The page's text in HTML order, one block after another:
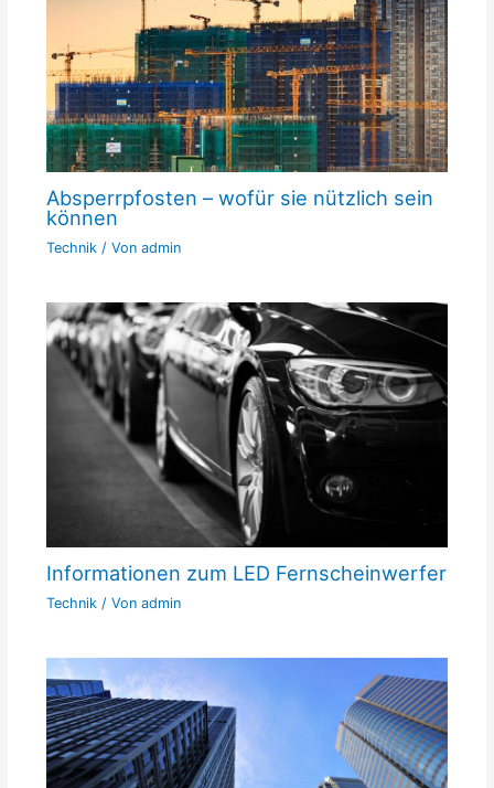
Absperrpfosten – wofür sie nützlich sein
können
Technik/ Von admin
Informationen zum LED Fernscheinwerfer
Technik/ Von admin